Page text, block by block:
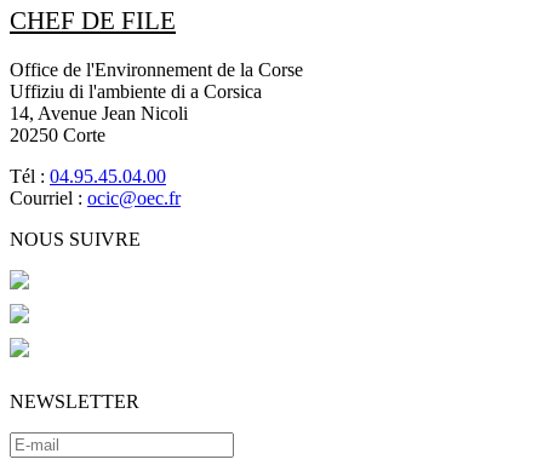
CHEF DE FILE
Office de l'Environnement de la Corse
Uffiziu di l'ambiente di a Corsica
14, Avenue Jean Nicoli
20250 Corte
Tél : 04.95.45.04.00
Courriel : ocic@oec.fr
NOUS SUIVRE
NEWSLETTER